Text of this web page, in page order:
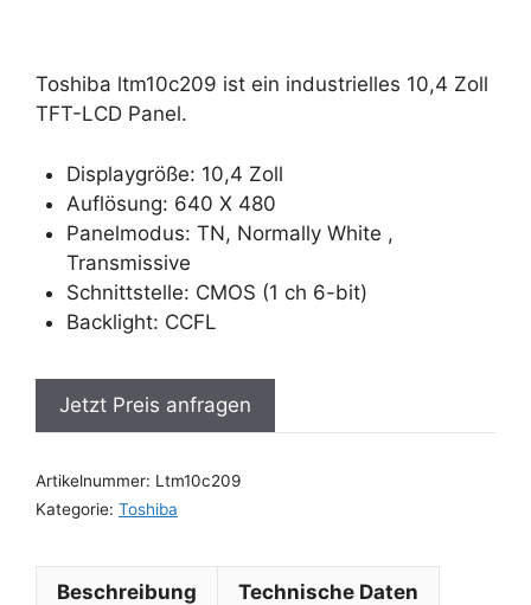
Toshiba ltm10c209 ist ein industrielles 10,4 Zoll
TFT-LCD Panel.
Displaygröße: 10,4 Zoll
Auflösung: 640 X 480
Panelmodus: TN, Normally White ,
Transmissive
Schnittstelle: CMOS (1 ch 6-bit)
Backlight: CCFL
Jetzt Preis anfragen
Artikelnummer: Ltm10c209
Kategorie: Toshiba
Beschreibung Technische Daten